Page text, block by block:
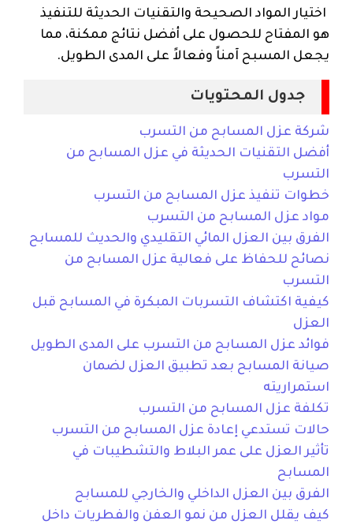
اختيار المواد الصحيحة والتقنيات الحديثة للتنفيذ
هو المفتاح للحصول على أفضل نتائج ممكنة، مما
يجعل المسبح آمناً وفعالاً على المدى الطويل.
جدول المحتويات
شركة عزل المسابح من التسرب
أفضل التقنيات الحديثة في عزل المسابح من
التسرب
خطوات تنفيذ عزل المسابح من التسرب
مواد عزل المسابح من التسرب
الفرق بين العزل المائي التقليدي والحديث للمسابح
نصائح للحفاظ على فعالية عزل المسابح من
التسرب
كيفية اكتشاف التسربات المبكرة في المسابح قبل
العزل
فوائد عزل المسابح من التسرب على المدى الطويل
صيانة المسابح بعد تطبيق العزل لضمان
استمراريته
تكلفة عزل المسابح من التسرب
حالات تستدعي إعادة عزل المسابح من التسرب
تأثير العزل على عمر البلاط والتشطيبات في
المسابح
الفرق بين العزل الداخلي والخارجي للمسابح
كيف يقلل العزل من نمو العفن والفطريات داخل